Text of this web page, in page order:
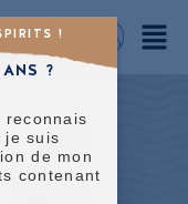
!
?
je suis
de mon
contenant